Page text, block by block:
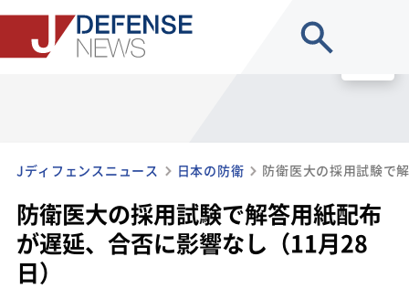
Jディフェンスニュース 日本の防衛
防衛医大の採用試験で解答用紙配布
が遅延、合否に影響なし（11月28
日）